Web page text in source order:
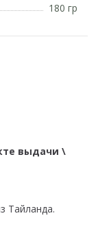
180 гр
выдачи \
Тайланда.